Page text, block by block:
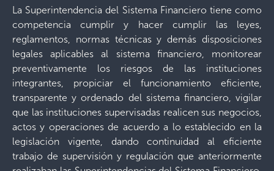
La Superintendencia del Sistema Financiero tiene como
competencia cumplir y hacer cumplir las leyes,
reglamentos, normas técnicas y demás disposiciones
legales aplicables al sistema financiero, monitorear
preventivamente los riesgos de las instituciones
integrantes, propiciar el funcionamiento eficiente,
transparente y ordenado del sistema financiero, vigilar
que las instituciones supervisadas realicen sus negocios,
actos y operaciones de acuerdo a lo establecido en la
legislación vigente, dando continuidad al eficiente
trabajo de supervisión y regulación que anteriormente